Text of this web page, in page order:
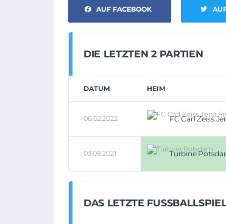
AUF FACEBOOK
DIE LETZTEN 2 PARTIEN
DATUM HEIM
06.02.2022 FC Carl Zeiss
03.09.2021 Turbine
DAS LETZTE FUSSBALLSPIEL